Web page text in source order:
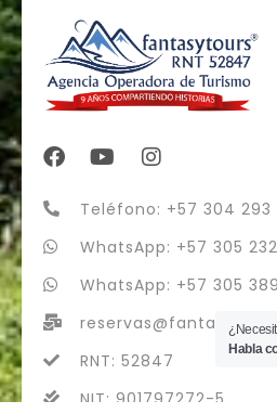
Teléfono: +57 304 293
WhatsApp: +57 305
WhatsApp: +57 305
RNT: 52847
NIT: 901797272-5
Habla